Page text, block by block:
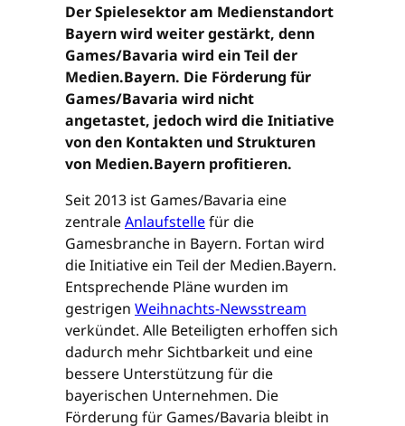
Der Spielesektor am Medienstandort
Bayern wird weiter gestärkt, denn
Games/Bavaria wird ein Teil der
Medien.Bayern. Die Förderung für
Games/Bavaria wird nicht
angetastet, jedoch wird die Initiative
von den Kontakten und Strukturen
von Medien.Bayern profitieren.
Seit 2013 ist Games/Bavaria eine
zentraleAnlaufstellefür die
Gamesbranche in Bayern. Fortan wird
die Initiative ein Teil der Medien.Bayern.
Entsprechende Pläne wurden im
gestrigen Weihnachts-Newsstream
verkündet. Alle Beteiligten erhoffen sich
dadurch mehr Sichtbarkeit und eine
bessere Unterstützung für die
bayerischen Unternehmen. Die
Förderung für Games/Bavaria bleibt in